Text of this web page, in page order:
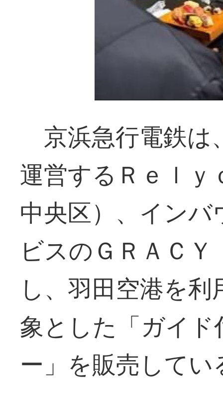
京浜急行電鉄は
運営するＲｅｌｙ
中央区）、イン
ビスのＧＲＡＣ
し、羽田空港を
象とした「ガイ
ー」を販売してい